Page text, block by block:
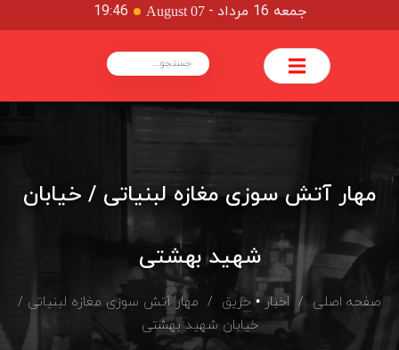
جمعه 16 مرداد -
August 07
19:46
مهار آتش سوزی مغازه لبنیاتی / خیابان
شهید بهشتی
صفحه اصلی /اخبار • حریق / مهار آتش سوزی مغازه لبنیاتی /
خیابان شهید بهشتی